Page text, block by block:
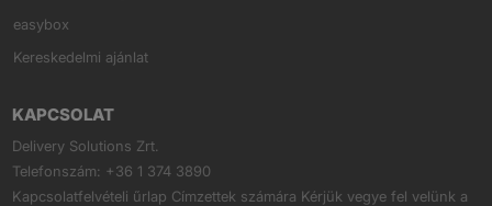
easybox
Kereskedelmi ajánlat
KAPCSOLAT
Delivery Solutions Zrt.
Telefonszám: +36 1 374 3890
Kapcsolatfelvételi űrlap Címzettek számára Kérjük vegye fel velünk a